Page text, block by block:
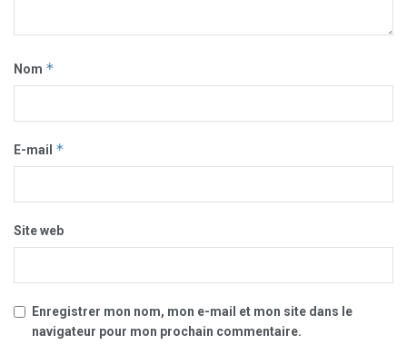
Nom *
E-mail *
Site web
Enregistrer mon nom, mon e-mail et mon site dans le
navigateur pour mon prochain commentaire.